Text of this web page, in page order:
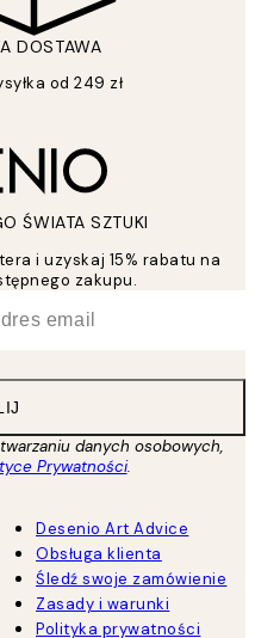
DOSTAWA
od 249 zł
ŚWIATA SZTUKI
i uzyskaj 15% rabatu na
zakupu.
danych osobowych,
Prywatności.
Desenio Art Advice
Obsługa klienta
Śledź swoje zamówienie
Zasady i warunki
Polityka prywatności